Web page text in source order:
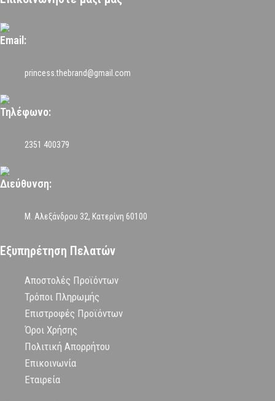
Email:
princess.thebrand@gmail.com
Τηλέφωνο:
2351 400379
Διεύθυνση:
Μ. Αλεξάνδρου 32, Κατερίνη 60100
Εξυπηρέτηση Πελατών
Αποστολές Προϊόντων
Τρόποι Πληρωμής
Επιστροφές Προϊόντων
Όροι Χρήσης
Πολιτική Απορρήτου
Επικοινωνία
Εταιρεία